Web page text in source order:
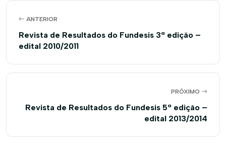
ANTERIOR
Revista de Resultados do Fundesis 3ª edição –
edital 2010/2011
PRÓXIMO
Revista de Resultados do Fundesis 5ª edição –
edital 2013/2014